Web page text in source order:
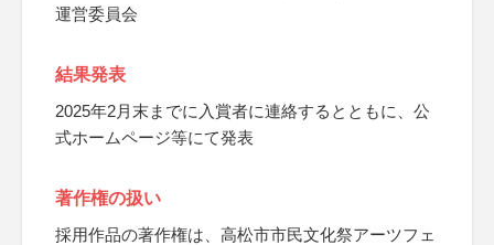
運営委員会
結果発表
2025年2月末までに入賞者に連絡するとともに、公
式ホームページ等にて発表
著作権の扱い
採用作品の著作権は、高松市市民文化祭アーツフェ